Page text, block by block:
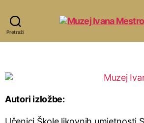
Pretraži
Autori izložbe: